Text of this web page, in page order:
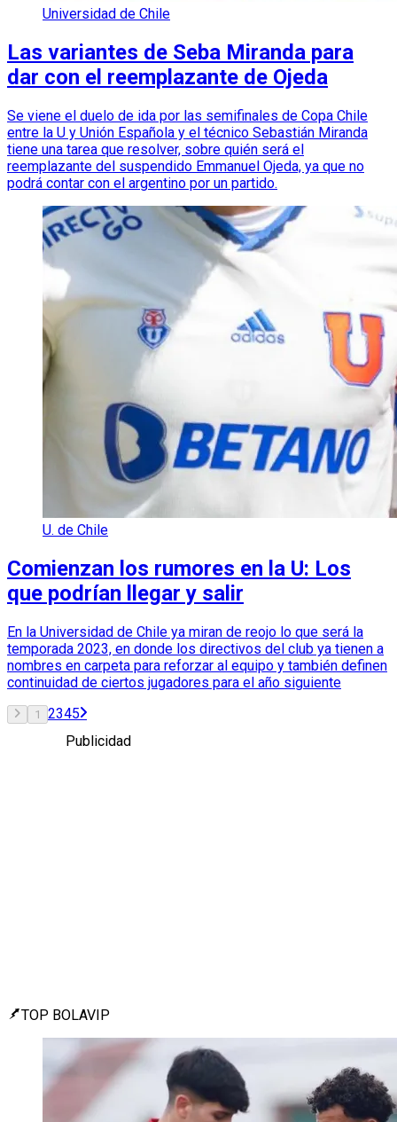
Universidad de Chile
Las variantes de Seba Miranda para
dar con el reemplazante de Ojeda
Se viene el duelo de ida por las semifinales de Copa Chile
entre la U y Unión Española y el técnico Sebastián Miranda
tiene una tarea que resolver, sobre quién será el
reemplazante del suspendido Emmanuel Ojeda, ya que no
podrá contar con el argentino por un partido.
U. de Chile
Comienzan los rumores en la U: Los
que podrían llegar y salir
En la Universidad de Chile ya miran de reojo lo que será la
temporada 2023, en donde los directivos del club ya tienen a
nombres en carpeta para reforzar al equipo y también definen
continuidad de ciertos jugadores para el año siguiente
1 2345
Publicidad
TOP BOLAVIP